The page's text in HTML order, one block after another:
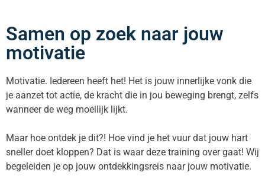
Samen op zoek naar jouw
motivatie
Motivatie. Iedereen heeft het! Het is jouw innerlijke vonk die
je aanzet tot actie, de kracht die in jou beweging brengt, zelfs
wanneer de weg moeilijk lijkt.
Maar hoe ontdek je dit?! Hoe vind je het vuur dat jouw hart
sneller doet kloppen? Dat is waar deze training over gaat! Wij
begeleiden je op jouw ontdekkingsreis naar jouw motivatie.